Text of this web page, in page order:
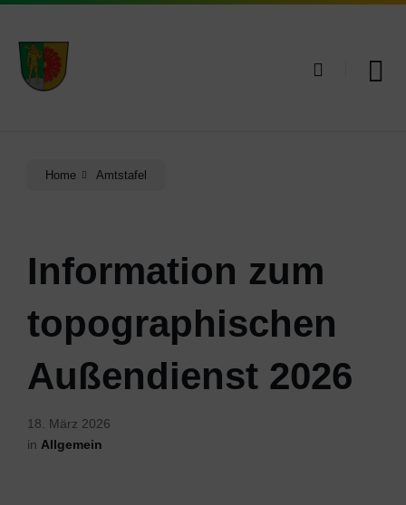
Skip
content
Skip
main
navigation
Skip
footer
Home Amtstafel
Information zum
topographischen
Außendienst 2026
18. März 2026
in Allgemein